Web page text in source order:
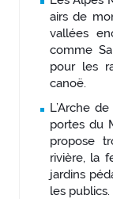
airs de
vallées
comme
pour les
canoë.
L’Arche
portes du
propose
rivière, la
jardins
les publics.